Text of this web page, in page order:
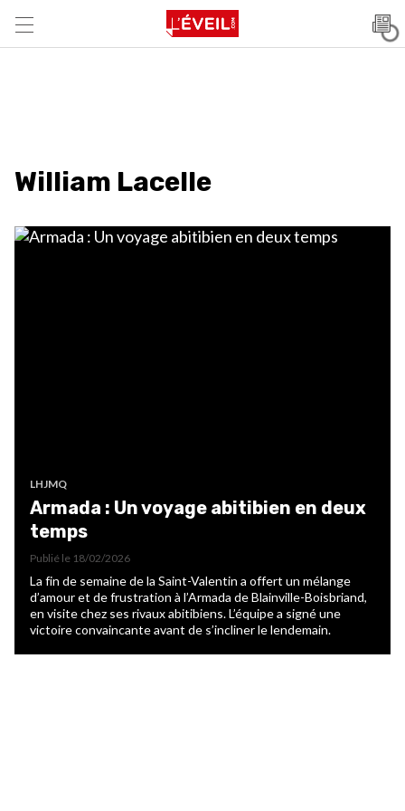
William Lacelle
LHJMQ
Armada : Un voyage abitibien en deux
temps
Publié le 18/02/2026
La fin de semaine de la Saint-Valentin a offert un mélange
d’amour et de frustration à l’Armada de Blainville-Boisbriand,
en visite chez ses rivaux abitibiens. L’équipe a signé une
victoire convaincante avant de s’incliner le lendemain.